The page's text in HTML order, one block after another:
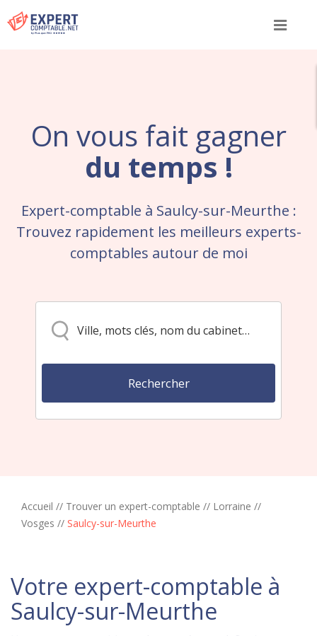
Menu
On vous fait gagner
du temps !
Expert-comptable à Saulcy-sur-Meurthe :
Trouvez rapidement les meilleurs experts-
comptables autour de moi
Accueil // Trouver un expert-comptable // Lorraine //
Vosges // Saulcy-sur-Meurthe
Votre expert-comptable à
Saulcy-sur-Meurthe